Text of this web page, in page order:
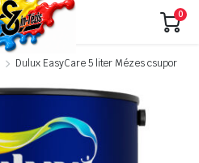
0
Dulux EasyCare 5 liter Mézes csupor